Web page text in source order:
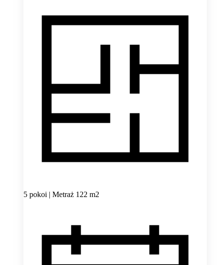
5 pokoi | Metraż 122 m2